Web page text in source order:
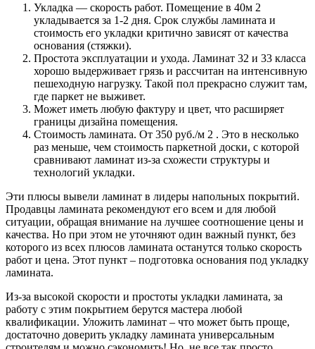
Укладка — скорость работ. Помещение в 40м 2
укладывается за 1-2 дня. Срок службы ламината и
стоимость его укладки критично зависят от качества
основания (стяжки).
Простота эксплуатации и ухода. Ламинат 32 и 33 класса
хорошо выдерживает грязь и рассчитан на интенсивную
пешеходную нагрузку. Такой пол прекрасно служит там,
где паркет не выживет.
Может иметь любую фактуру и цвет, что расширяет
границы дизайна помещения.
Стоимость ламината. От 350 руб./м 2 . Это в несколько
раз меньше, чем стоимость паркетной доски, с которой
сравнивают ламинат из-за схожести структуры и
технологий укладки.
Эти плюсы вывели ламинат в лидеры напольных покрытий.
Продавцы ламината рекомендуют его всем и для любой
ситуации, обращая внимание на лучшее соотношение цены и
качества. Но при этом не уточняют один важный пункт, без
которого из всех плюсов ламината останутся только скорость
работ и цена. Этот пункт – подготовка основания под укладку
ламината.
Из-за высокой скорости и простоты укладки ламината, за
работу с этим покрытием берутся мастера любой
квалификации. Уложить ламинат – что может быть проще,
достаточно доверить укладку ламината универсальным